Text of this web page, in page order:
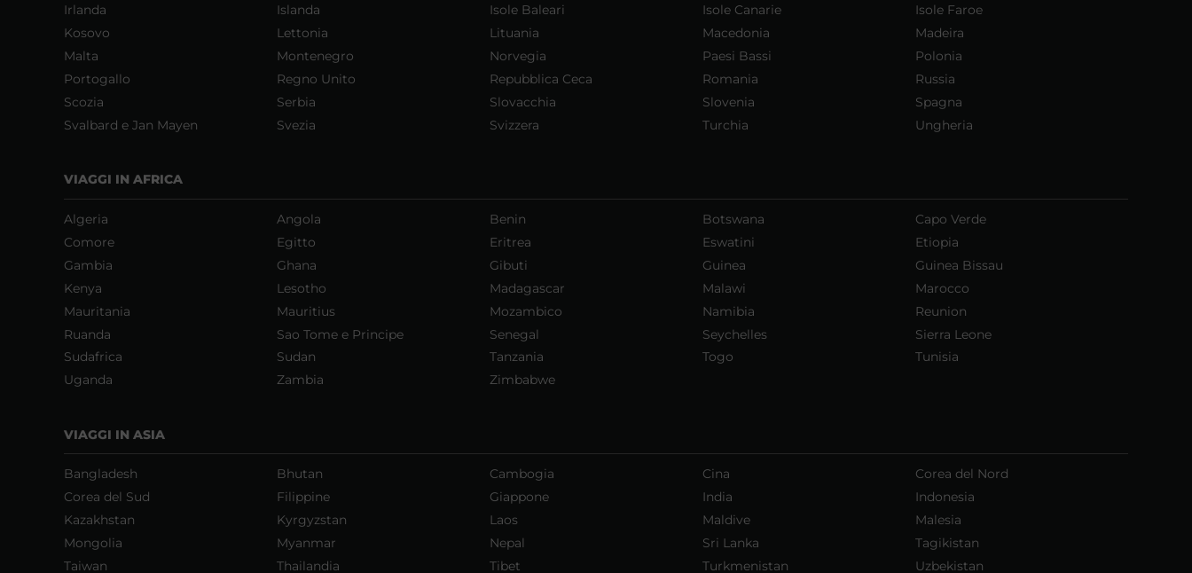
Irlanda
Islanda Isole Baleari Isole Canarie
Isole Faroe
Kosovo
Lettonia Lituania Macedonia
Madeira
Malta
Montenegro Norvegia Paesi Bassi
Polonia
Portogallo
Regno Unito Repubblica Ceca Romania
Russia
Scozia
Serbia Slovacchia Slovenia
Spagna
Svalbard e Jan Mayen
Svezia Svizzera Turchia Ungheria
VIAGGI IN AFRICA
Algeria Angola Benin Botswana
Capo Verde
Comore
Egitto Eritrea Eswatini
Etiopia
Gambia
Ghana Gibuti Guinea
Guinea Bissau
Kenya
Lesotho Madagascar Malawi
Marocco
Mauritania
Mauritius Mozambico Namibia
Reunion
Ruanda
Sao Tome e Principe Senegal Seychelles
Sierra Leone
Sudafrica
Sudan Tanzania Togo
Tunisia
Uganda
Zambia Zimbabwe
VIAGGI IN ASIA
Bangladesh Bhutan Cambogia Cina
Corea del Nord
Corea del Sud
Filippine Giappone India
Indonesia
Kazakhstan
Kyrgyzstan Laos Maldive
Malesia
Mongolia
Myanmar Nepal Sri Lanka
Tagikistan
Taiwan
Thailandia Tibet Turkmenistan Uzbekistan